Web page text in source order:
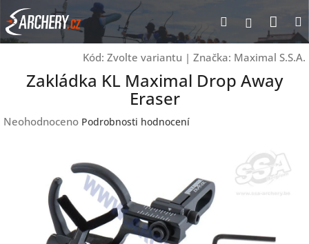
Přejít
na
obsah
Hledat
Kód: Zvolte variantu | Značka: Maximal S.S.A.
Zakládka KL Maximal Drop Away
Eraser
Průměrné
hvězdiček.
Neohodnoceno Podrobnosti hodnocení